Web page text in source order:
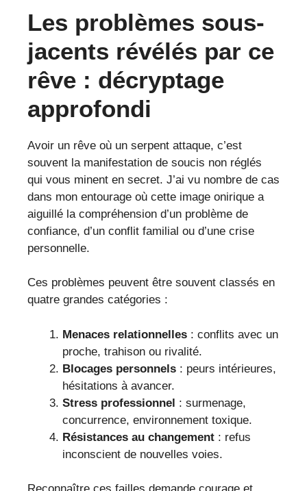
Les problèmes sous-
jacents révélés par ce
rêve : décryptage
approfondi
Avoir un rêve où un serpent attaque, c’est
souvent la manifestation de soucis non réglés
qui vous minent en secret. J’ai vu nombre de cas
dans mon entourage où cette image onirique a
aiguillé la compréhension d’un problème de
confiance, d’un conflit familial ou d’une crise
personnelle.
Ces problèmes peuvent être souvent classés en
quatre grandes catégories :
Menaces relationnelles : conflits avec un
proche, trahison ou rivalité.
Blocages personnels : peurs intérieures,
hésitations à avancer.
Stress professionnel : surmenage,
concurrence, environnement toxique.
Résistances au changement : refus
inconscient de nouvelles voies.